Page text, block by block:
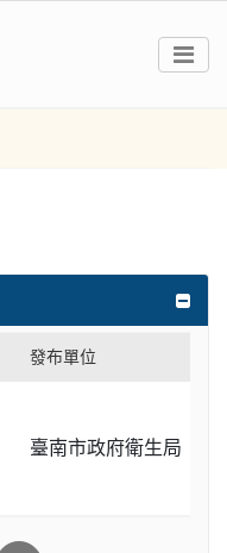
發布單位
臺南市政府衛生局